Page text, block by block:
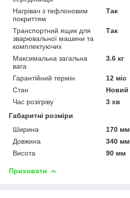
Нагрівач з тефлоновим
покриттям
Так
Транспортний ящик для
зварювальної машини та
комплектуючих
Так
Максимальна загальна
вага
3.6 кг
Гарантійний термін
12 міс
Стан
Новий
Час розігріву
3 хв
Габаритні розміри
Ширина
170 мм
Довжина
340 мм
Висота
90 мм
Приховати